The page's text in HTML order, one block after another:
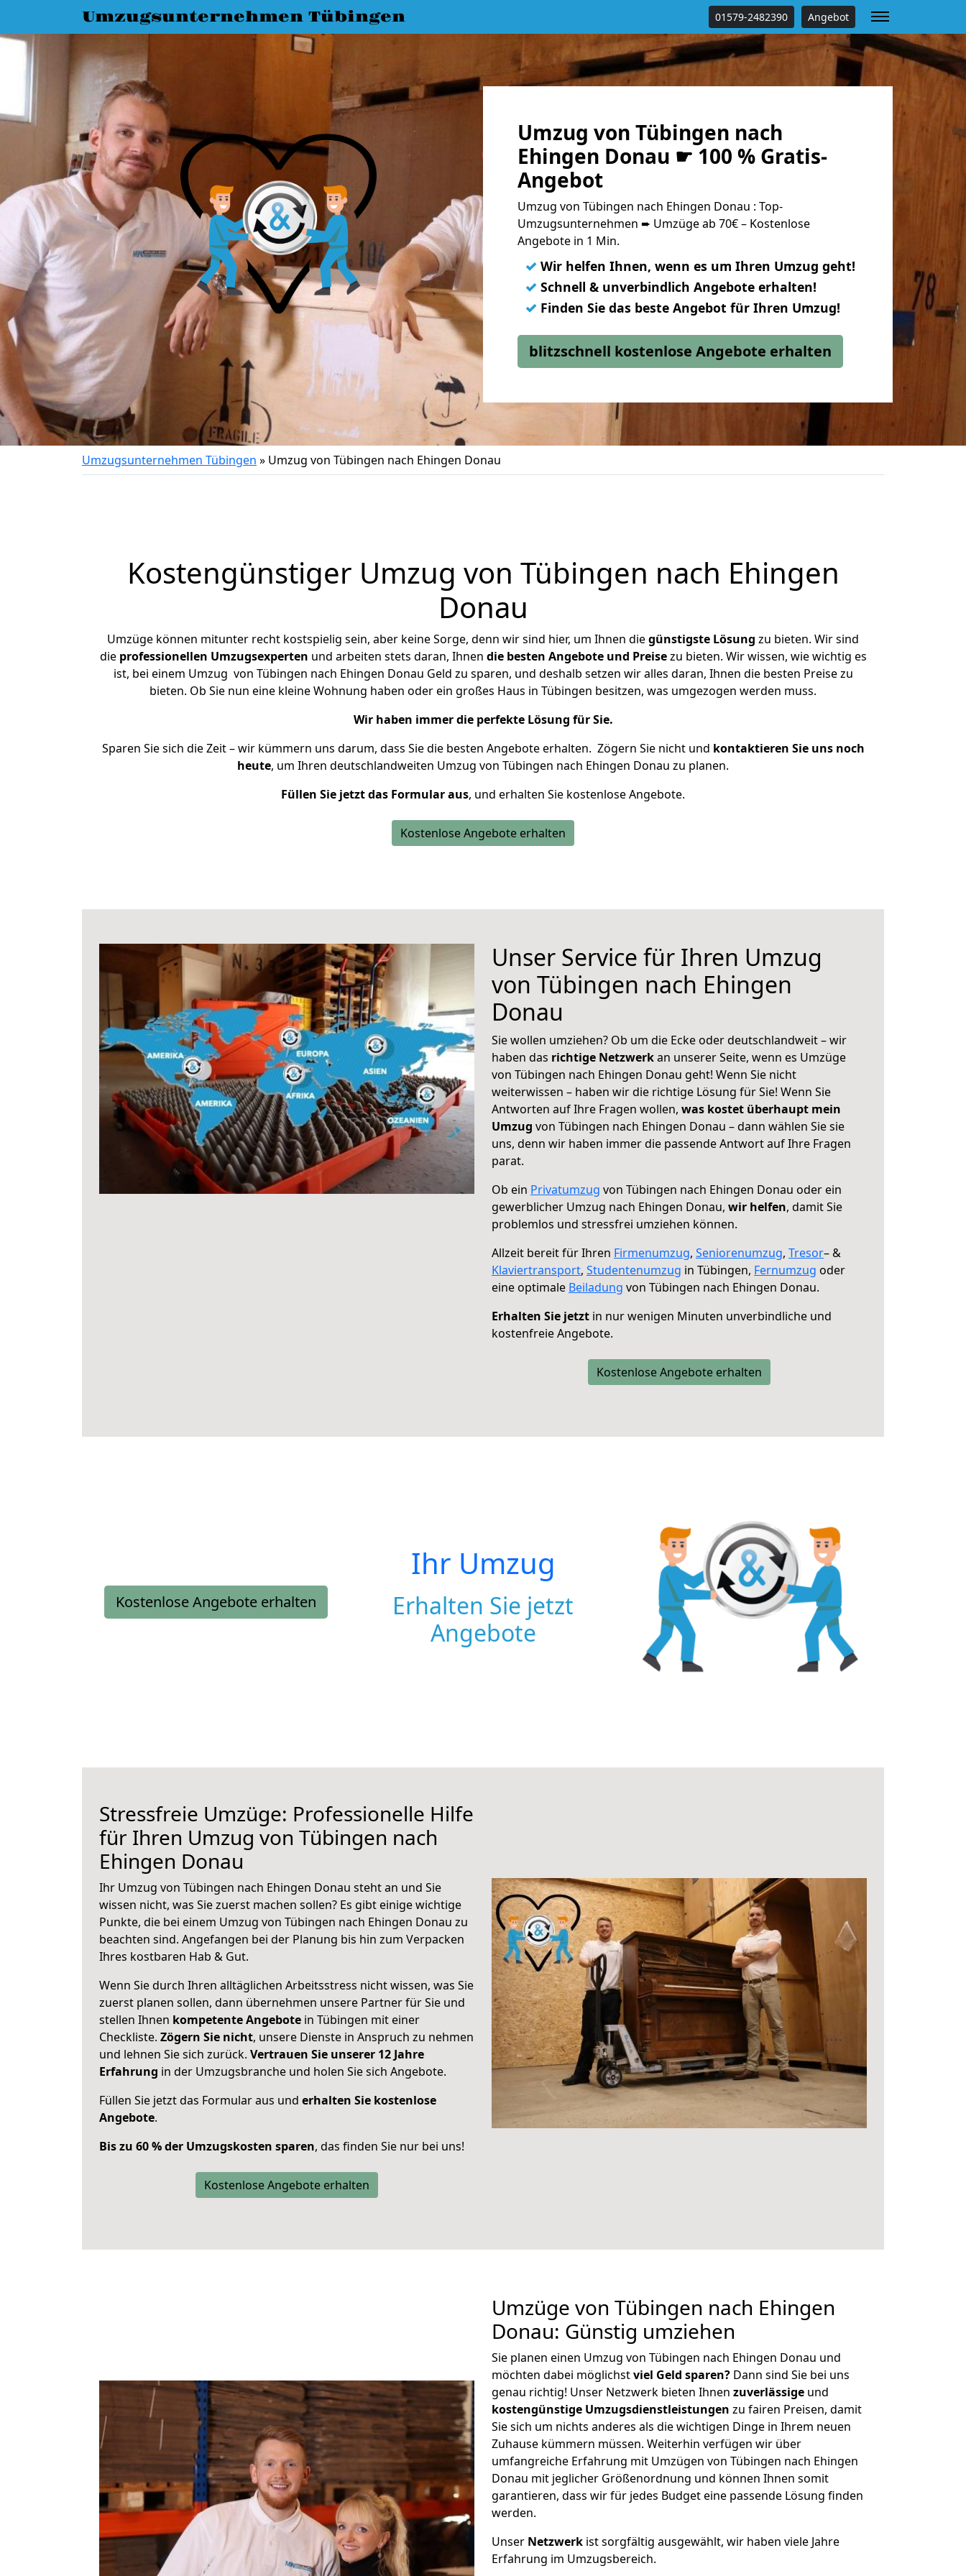
Umzugsunternehmen Tübingen 01579-2482390 Angebot
Umzug von Tübingen nach
Ehingen Donau ☛ 100 % Gratis-
Angebot
Umzug von Tübingen nach Ehingen Donau : Top-
Umzugsunternehmen ➨ Umzüge ab 70€ – Kostenlose
Angebote in 1 Min.
✓ Wir helfen Ihnen, wenn es um Ihren Umzug geht!
✓ Schnell & unverbindlich Angebote erhalten!
✓ Finden Sie das beste Angebot für Ihren Umzug!
blitzschnell kostenlose Angebote erhalten
Umzugsunternehmen Tübingen » Umzug von Tübingen nach Ehingen Donau
Kostengünstiger Umzug von Tübingen nach Ehingen
Donau
Umzüge können mitunter recht kostspielig sein, aber keine Sorge, denn wir sind hier, um Ihnen diegünstigste Lösung zu bieten. Wir sind
die professionellen Umzugsexperten und arbeiten stets daran, Ihnen die besten Angebote und Preisezu bieten. Wir wissen, wie wichtig es
ist, bei einem Umzug von Tübingen nach Ehingen Donau Geld zu sparen, und deshalb setzen wir alles daran, Ihnen die besten Preise zu
bieten. Ob Sie nun eine kleine Wohnung haben oder ein großes Haus in Tübingen besitzen, was umgezogen werden muss.
Wir haben immer die perfekte Lösung für Sie.
Sparen Sie sich die Zeit – wir kümmern uns darum, dass Sie die besten Angebote erhalten. Zögern Sie nicht und kontaktieren Sie uns noch
heute, um Ihren deutschlandweiten Umzug von Tübingen nach Ehingen Donau zu planen.
Füllen Sie jetzt das Formular aus, und erhalten Sie kostenlose Angebote.
Kostenlose Angebote erhalten
Unser Service für Ihren Umzug
von Tübingen nach Ehingen
Donau
Sie wollen umziehen? Ob um die Ecke oder deutschlandweit – wir
haben das richtige Netzwerkan unserer Seite, wenn es Umzüge
von Tübingen nach Ehingen Donau geht! Wenn Sie nicht
weiterwissen – haben wir die richtige Lösung für Sie! Wenn Sie
Antworten auf Ihre Fragen wollen, was kostet überhaupt mein
Umzug von Tübingen nach Ehingen Donau – dann wählen Sie sie
uns, denn wir haben immer die passende Antwort auf Ihre Fragen
parat.
Ob ein Privatumzug von Tübingen nach Ehingen Donau oder ein
gewerblicher Umzug nach Ehingen Donau, wir helfen, damit Sie
problemlos und stressfrei umziehen können.
Allzeit bereit für Ihren Firmenumzug, Seniorenumzug, Tresor– &
Klaviertransport, Studentenumzug in Tübingen, Fernumzug oder
eine optimale Beiladung von Tübingen nach Ehingen Donau.
Erhalten Sie jetzt in nur wenigen Minuten unverbindliche und
kostenfreie Angebote.
Kostenlose Angebote erhalten
Kostenlose Angebote erhalten
Ihr Umzug
Erhalten Sie jetzt
Angebote
Stressfreie Umzüge: Professionelle Hilfe
für Ihren Umzug von Tübingen nach
Ehingen Donau
Ihr Umzug von Tübingen nach Ehingen Donau steht an und Sie
wissen nicht, was Sie zuerst machen sollen? Es gibt einige wichtige
Punkte, die bei einem Umzug von Tübingen nach Ehingen Donau zu
beachten sind. Angefangen bei der Planung bis hin zum Verpacken
Ihres kostbaren Hab & Gut.
Wenn Sie durch Ihren alltäglichen Arbeitsstress nicht wissen, was Sie
zuerst planen sollen, dann übernehmen unsere Partner für Sie und
stellen Ihnen kompetente Angebote in Tübingen mit einer
Checkliste. Zögern Sie nicht, unsere Dienste in Anspruch zu nehmen
und lehnen Sie sich zurück. Vertrauen Sie unserer 12 Jahre
Erfahrung in der Umzugsbranche und holen Sie sich Angebote.
Füllen Sie jetzt das Formular aus und erhalten Sie kostenlose
Angebote.
Bis zu 60 % der Umzugskosten sparen, das finden Sie nur bei uns!
Kostenlose Angebote erhalten
Umzüge von Tübingen nach Ehingen
Donau: Günstig umziehen
Sie planen einen Umzug von Tübingen nach Ehingen Donau und
möchten dabei möglichstviel Geld sparen? Dann sind Sie bei uns
genau richtig! Unser Netzwerk bieten Ihnen zuverlässige und
kostengünstige Umzugsdienstleistungen zu fairen Preisen, damit
Sie sich um nichts anderes als die wichtigen Dinge in Ihrem neuen
Zuhause kümmern müssen. Weiterhin verfügen wir über
umfangreiche Erfahrung mit Umzügen von Tübingen nach Ehingen
Donau mit jeglicher Größenordnung und können Ihnen somit
garantieren, dass wir für jedes Budget eine passende Lösung finden
werden.
Unser Netzwerk ist sorgfältig ausgewählt, wir haben viele Jahre
Erfahrung im Umzugsbereich.